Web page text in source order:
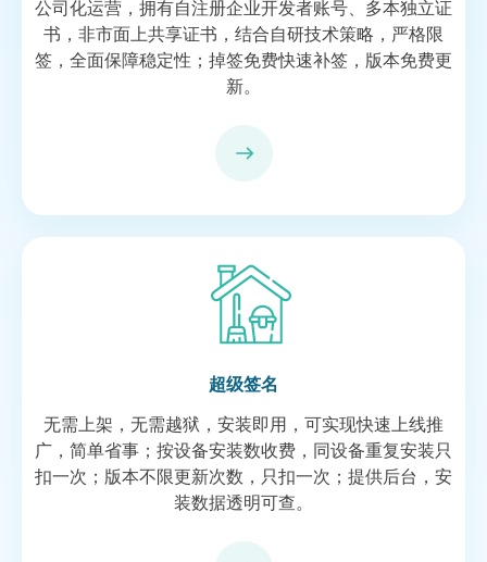
公司化运营，拥有自注册企业开发者账号、多本独立证
书，非市面上共享证书，结合自研技术策略，严格限
签，全面保障稳定性；掉签免费快速补签，版本免费更
新。
超级签名
无需上架，无需越狱，安装即用，可实现快速上线推
广，简单省事；按设备安装数收费，同设备重复安装只
扣一次；版本不限更新次数，只扣一次；提供后台，安
装数据透明可查。